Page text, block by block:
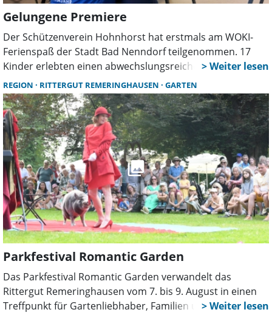
Gelungene Premiere
Der Schützenverein Hohnhorst hat erstmals am WOKI-
Ferienspaß der Stadt Bad Nenndorf teilgenommen. 17
Kinder erlebten einen abwechslungsreichen Tag mit
Lichtpunktschießen, Blasrohrsport, Spielen und
Experimenten. Zwölf Ehrenamtliche sorgten für eine
intensive Betreuung.
REGION RITTERGUT REMERINGHAUSEN GARTEN
Parkfestival Romantic Garden
Das Parkfestival Romantic Garden verwandelt das
Rittergut Remeringhausen vom 7. bis 9. August in einen
Treffpunkt für Gartenliebhaber, Familien und Genießer.